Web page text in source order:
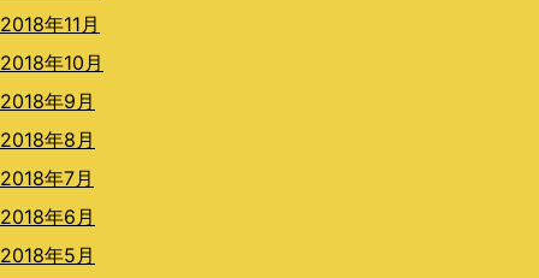
2018年11月
2018年10月
2018年9月
2018年8月
2018年7月
2018年6月
2018年5月